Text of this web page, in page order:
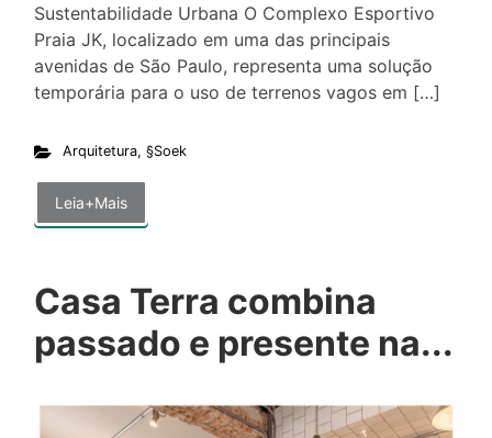
Sustentabilidade Urbana O Complexo Esportivo
Praia JK, localizado em uma das principais
avenidas de São Paulo, representa uma solução
temporária para o uso de terrenos vagos em […]
Arquitetura, §Soek
Leia+Mais
Casa Terra combina
passado e presente na...